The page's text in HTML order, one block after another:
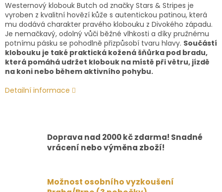
Westernový klobouk Butch od značky Stars & Stripes je
vyroben z kvalitní hovězí kůže s autentickou patinou, která
mu dodává charakter pravého klobouku z Divokého západu.
Je nemačkavý, odolný vůči běžné vlhkosti a díky pružnému
potnímu pásku se pohodlně přizpůsobí tvaru hlavy. Součástí
klobouku je také praktická kožená šňůrka pod bradu,
která pomáhá udržet klobouk na místě při větru, jízdě
na koni nebo během aktivního pohybu.
Detailní informace
Doprava nad 2000 kč zdarma! Snadné
vrácení nebo výměna zboží!
Možnost osobního vyzkoušení